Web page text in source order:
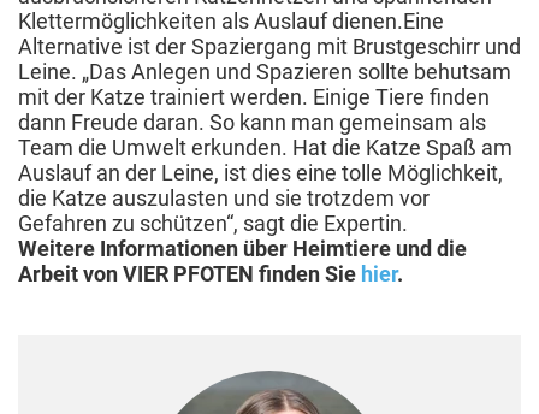
Klettermöglichkeiten als Auslauf dienen.Eine
Alternative ist der Spaziergang mit Brustgeschirr und
Leine. „Das Anlegen und Spazieren sollte behutsam
mit der Katze trainiert werden. Einige Tiere finden
dann Freude daran. So kann man gemeinsam als
Team die Umwelt erkunden. Hat die Katze Spaß am
Auslauf an der Leine, ist dies eine tolle Möglichkeit,
die Katze auszulasten und sie trotzdem vor
Gefahren zu schützen“, sagt die Expertin.
Weitere Informationen über Heimtiere und die
Arbeit von VIER PFOTEN finden Sie hier.